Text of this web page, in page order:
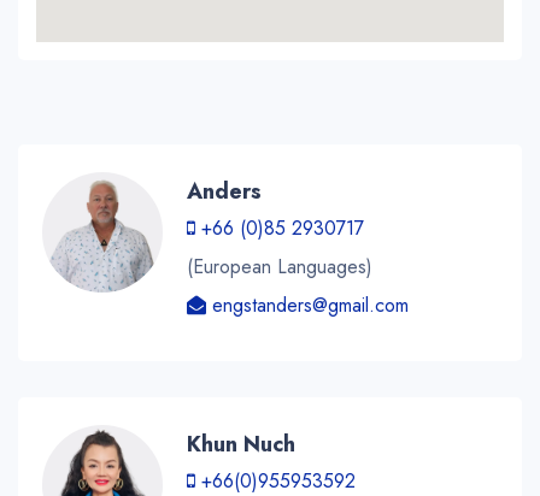
Anders
+66 (0)85 2930717
(European Languages)
engstanders@gmail.com
Khun Nuch
+66(0)955953592